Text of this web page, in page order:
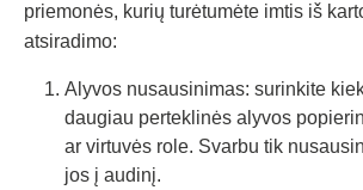
priemonės, kurių turėtumėte imtis iš
atsiradimo:
Alyvos nusausinimas: surinkite
daugiau perteklinės alyvos
ar virtuvės role. Svarbu tik
jos į audinį.